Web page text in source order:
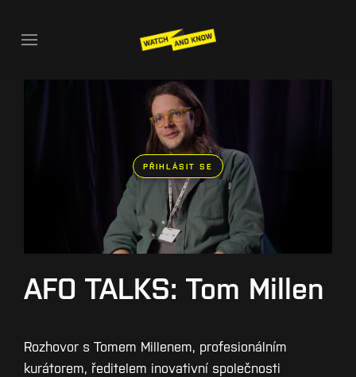
PŘIHLÁSIT SE
AFO TALKS: Tom Millen
Rozhovor s Tomem Millenem, profesionálním
kurátorem, ředitelem inovativní společnosti